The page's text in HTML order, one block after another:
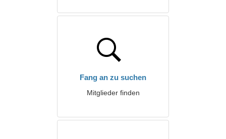
Fang an zu suchen
Mitglieder finden